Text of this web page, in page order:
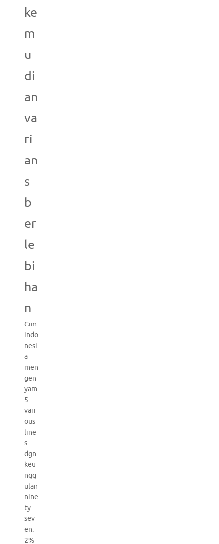
ke
m
u
di
an
va
ri
an
s
b
er
le
bi
ha
n
Gim
indo
nesi
a
men
gen
yam
5
vari
ous
line
s
dgn
keu
ngg
ulan
nine
ty-
sev
en.
2%